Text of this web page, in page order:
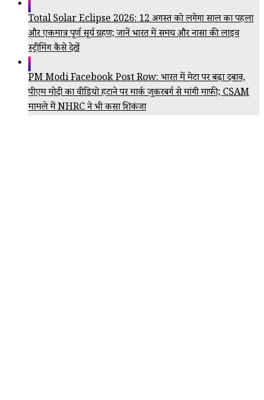
Total Solar Eclipse 2026: 12 अगस्त को लगेगा साल का पहला
और एकमात्र पूर्ण सूर्य ग्रहण; जानें भारत में समय और नासा की लाइव
स्ट्रीमिंग कैसे देखें
PM Modi Facebook Post Row: भारत में मेटा पर बढ़ा दबाव,
पीएम मोदी का वीडियो हटाने पर मार्क जुकरबर्ग से मांगी माफी; CSAM
मामले में NHRC ने भी कसा शिकंजा